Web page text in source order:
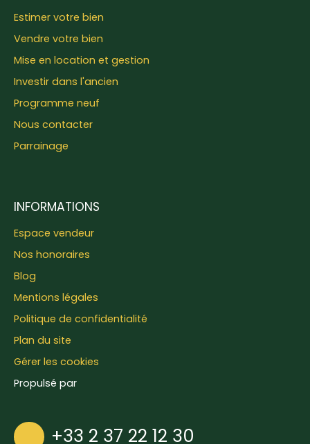
Estimer votre bien
Vendre votre bien
Mise en location et gestion
Investir dans l'ancien
Programme neuf
Nous contacter
Parrainage
INFORMATIONS
Espace vendeur
Nos honoraires
Blog
Mentions légales
Politique de confidentialité
Plan du site
Gérer les cookies
Propulsé par
+33 2 37 22 12 30